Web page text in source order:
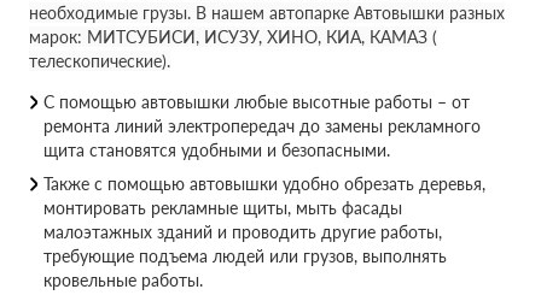
необходимые грузы. В нашем автопарке Автовышки разных
марок: МИТСУБИСИ, ИСУЗУ, ХИНО, КИА, КАМАЗ (
телескопические).
С помощью автовышки любые высотные работы – от
ремонта линий электропередач до замены рекламного
щита становятся удобными и безопасными.
Также с помощью автовышки удобно обрезать деревья,
монтировать рекламные щиты, мыть фасады
малоэтажных зданий и проводить другие работы,
требующие подъема людей или грузов, выполнять
кровельные работы.